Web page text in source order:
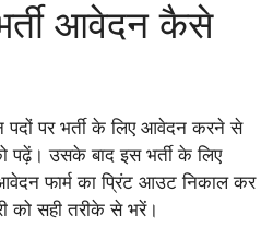
आवेदन कैसे
पदों पर भर्ती के लिए आवेदन करने से
उसके बाद इस भर्ती के लिए
फार्म का प्रिंट आउट निकाल कर
को सही तरीके से भरें।